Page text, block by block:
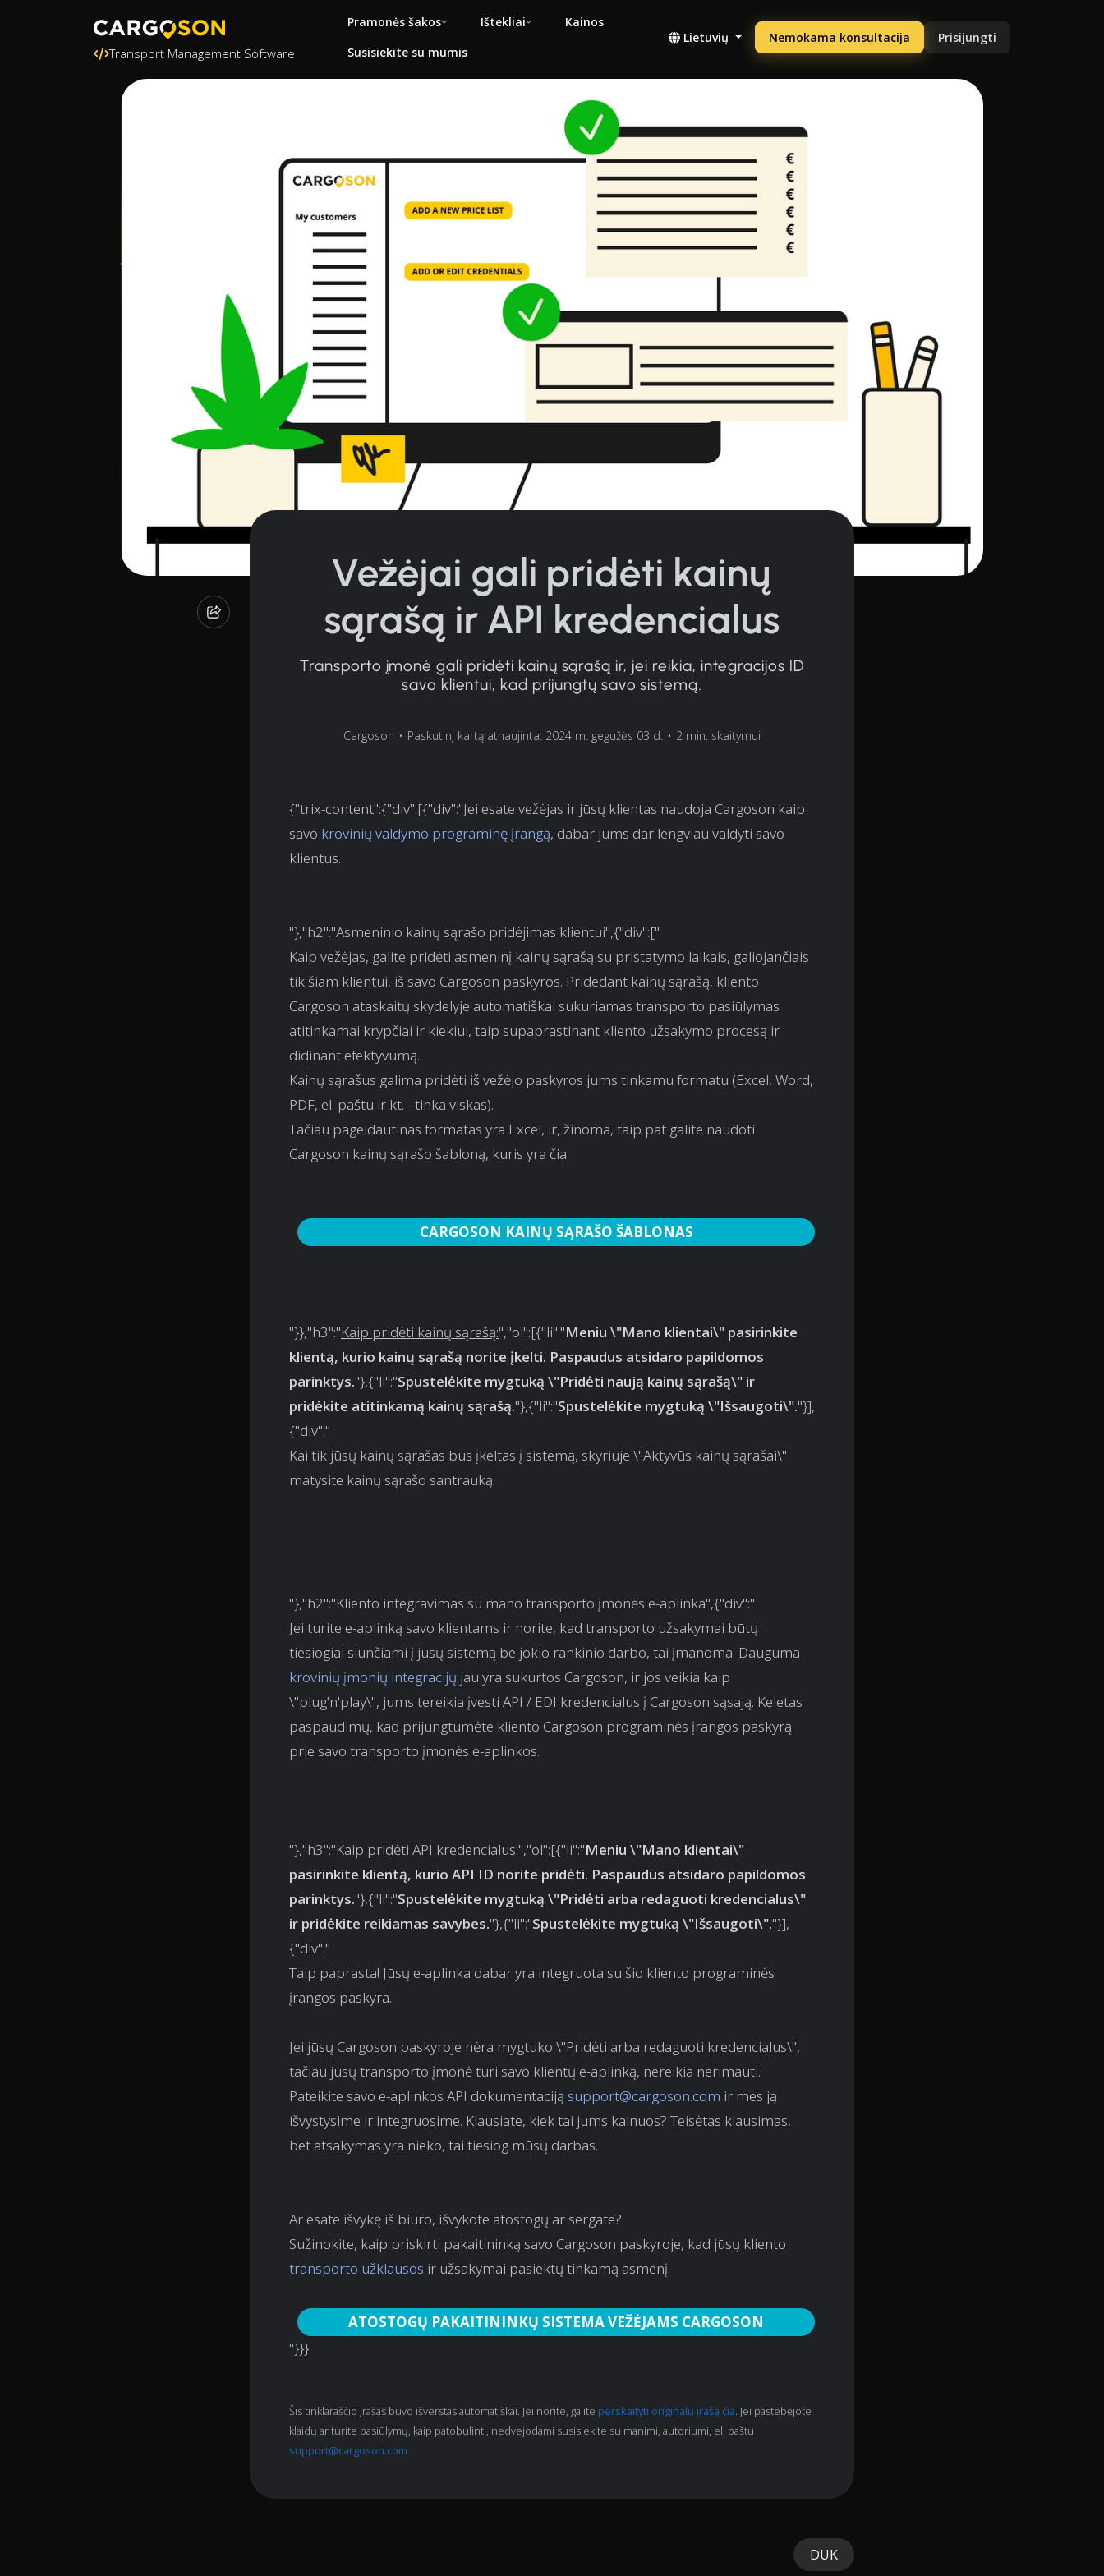
Transport Management Software
Pramonės šakos Ištekliai
Kainos
Susisiekite su mumis
Lietuvių Nemokama konsultacija Prisijungti
Vežėjai gali pridėti kainų
sąrašą ir API kredencialus
Transporto įmonė gali pridėti kainų sąrašą ir, jei reikia, integracijos ID
savo klientui, kad prijungtų savo sistemą.
Cargoson • Paskutinį kartą atnaujinta: 2024 m. gegužės 03 d. • 2 min. skaitymui
{"trix-content":{"div":[{"div":"Jei esate vežėjas ir jūsų klientas naudoja Cargoson kaip
savo krovinių valdymo programinę įrangą, dabar jums dar lengviau valdyti savo
klientus.
"},"h2":"Asmeninio kainų sąrašo pridėjimas klientui",{"div":["
Kaip vežėjas, galite pridėti asmeninį kainų sąrašą su pristatymo laikais, galiojančiais
tik šiam klientui, iš savo Cargoson paskyros. Pridedant kainų sąrašą, kliento
Cargoson ataskaitų skydelyje automatiškai sukuriamas transporto pasiūlymas
atitinkamai krypčiai ir kiekiui, taip supaprastinant kliento užsakymo procesą ir
didinant efektyvumą.
Kainų sąrašus galima pridėti iš vežėjo paskyros jums tinkamu formatu (Excel, Word,
PDF, el. paštu ir kt. - tinka viskas).
Tačiau pageidautinas formatas yra Excel, ir, žinoma, taip pat galite naudoti
Cargoson kainų sąrašo šabloną, kuris yra čia:
CARGOSON KAINŲ SĄRAŠO ŠABLONAS
"}},"h3":"Kaip pridėti kainų sąrašą:","ol":[{"li":"Meniu \"Mano klientai\" pasirinkite
klientą, kurio kainų sąrašą norite įkelti. Paspaudus atsidaro papildomos
parinktys."},{"li":"Spustelėkite mygtuką \"Pridėti naują kainų sąrašą\" ir
pridėkite atitinkamą kainų sąrašą."},{"li":"Spustelėkite mygtuką \"Išsaugoti\"."}],
{"div":"
Kai tik jūsų kainų sąrašas bus įkeltas į sistemą, skyriuje \"Aktyvūs kainų sąrašai\"
matysite kainų sąrašo santrauką.
"},"h2":"Kliento integravimas su mano transporto įmonės e-aplinka",{"div":"
Jei turite e-aplinką savo klientams ir norite, kad transporto užsakymai būtų
tiesiogiai siunčiami į jūsų sistemą be jokio rankinio darbo, tai įmanoma. Dauguma
krovinių įmonių integracijų jau yra sukurtos Cargoson, ir jos veikia kaip
\"plug'n'play\", jums tereikia įvesti API / EDI kredencialus į Cargoson sąsają. Keletas
paspaudimų, kad prijungtumėte kliento Cargoson programinės įrangos paskyrą
prie savo transporto įmonės e-aplinkos.
"},"h3":"Kaip pridėti API kredencialus:","ol":[{"li":"Meniu \"Mano klientai\"
pasirinkite klientą, kurio API ID norite pridėti. Paspaudus atsidaro papildomos
parinktys."},{"li":"Spustelėkite mygtuką \"Pridėti arba redaguoti kredencialus\"
ir pridėkite reikiamas savybes."},{"li":"Spustelėkite mygtuką \"Išsaugoti\"."}],
{"div":"
Taip paprasta! Jūsų e-aplinka dabar yra integruota su šio kliento programinės
įrangos paskyra.
Jei jūsų Cargoson paskyroje nėra mygtuko \"Pridėti arba redaguoti kredencialus\",
tačiau jūsų transporto įmonė turi savo klientų e-aplinką, nereikia nerimauti.
Pateikite savo e-aplinkos API dokumentaciją support@cargoson.com ir mes ją
išvystysime ir integruosime. Klausiate, kiek tai jums kainuos? Teisėtas klausimas,
bet atsakymas yra nieko, tai tiesiog mūsų darbas.
Ar esate išvykę iš biuro, išvykote atostogų ar sergate?
Sužinokite, kaip priskirti pakaitininką savo Cargoson paskyroje, kad jūsų kliento
transporto užklausos ir užsakymai pasiektų tinkamą asmenį.
ATOSTOGŲ PAKAITININKŲ SISTEMA VEŽĖJAMS CARGOSON
"}}}
Šis tinklaraščio įrašas buvo išverstas automatiškai. Jei norite, galite perskaityti originalų įrašą čia. Jei pastebėjote
klaidų ar turite pasiūlymų, kaip patobulinti, nedvejodami susisiekite su manimi, autoriumi, el. paštu
support@cargoson.com.
DUK